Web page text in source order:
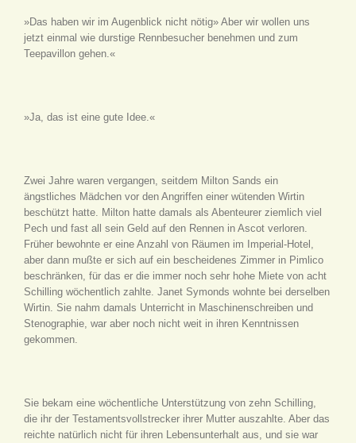
»Das haben wir im Augenblick nicht nötig» Aber wir wollen uns
jetzt einmal wie durstige Rennbesucher benehmen und zum
Teepavillon gehen.«
»Ja, das ist eine gute Idee.«
Zwei Jahre waren vergangen, seitdem Milton Sands ein
ängstliches Mädchen vor den Angriffen einer wütenden Wirtin
beschützt hatte. Milton hatte damals als Abenteurer ziemlich viel
Pech und fast all sein Geld auf den Rennen in Ascot verloren.
Früher bewohnte er eine Anzahl von Räumen im Imperial-Hotel,
aber dann mußte er sich auf ein bescheidenes Zimmer in Pimlico
beschränken, für das er die immer noch sehr hohe Miete von acht
Schilling wöchentlich zahlte. Janet Symonds wohnte bei derselben
Wirtin. Sie nahm damals Unterricht in Maschinenschreiben und
Stenographie, war aber noch nicht weit in ihren Kenntnissen
gekommen.
Sie bekam eine wöchentliche Unterstützung von zehn Schilling,
die ihr der Testamentsvollstrecker ihrer Mutter auszahlte. Aber das
reichte natürlich nicht für ihren Lebensunterhalt aus, und sie war